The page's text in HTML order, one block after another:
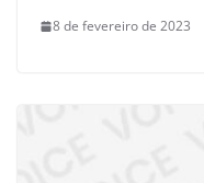
8 de fevereiro de 2023